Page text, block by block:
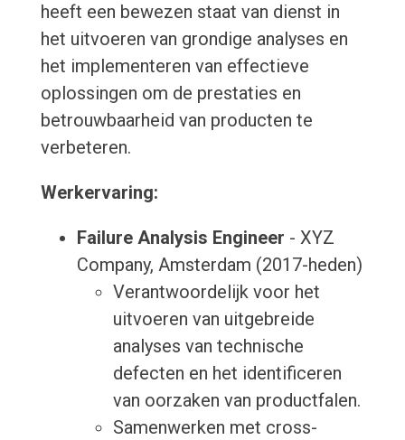
heeft een bewezen staat van dienst in
het uitvoeren van grondige analyses en
het implementeren van effectieve
oplossingen om de prestaties en
betrouwbaarheid van producten te
verbeteren.
Werkervaring:
Failure Analysis Engineer - XYZ
Company, Amsterdam (2017-heden)
Verantwoordelijk voor het
uitvoeren van uitgebreide
analyses van technische
defecten en het identificeren
van oorzaken van productfalen.
Samenwerken met cross-